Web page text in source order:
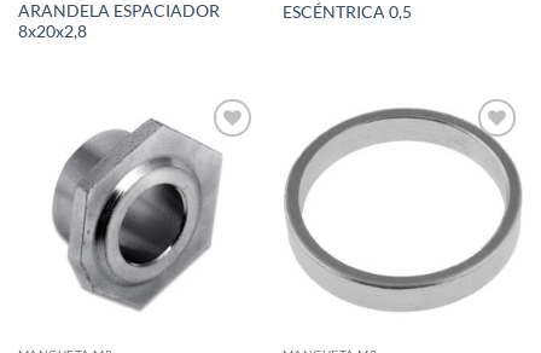
ARANDELA ESPACIADOR
8x20x2,8
ESCÉNTRICA 0,5
Add to
wishlist
Add to
wishlist